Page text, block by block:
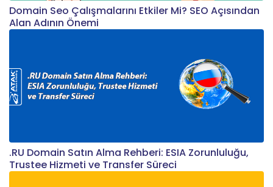
Domain Seo Çalışmalarını Etkiler Mi? SEO Açısından
Alan Adının Önemi
.RU Domain Satın Alma Rehberi: ESIA Zorunluluğu,
Trustee Hizmeti ve Transfer Süreci